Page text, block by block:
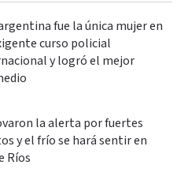
fue la única mujer en
curso policial
y logró el mejor
la alerta por fuertes
y el frío se hará sentir en
Ríos